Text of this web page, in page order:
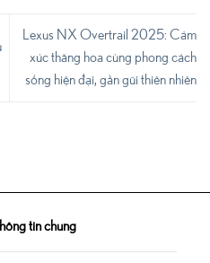
Lexus NX Overtrail 2025: Cảm
xúc thăng hoa cùng phong cách
sống hiện đại, gần gũi thiên nhiên
tin chung